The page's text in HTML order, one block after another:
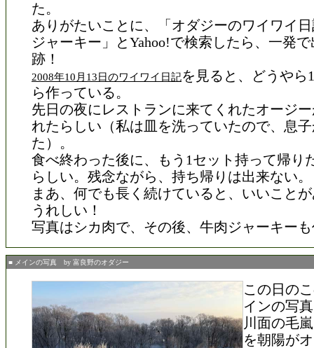
た。
ありがたいことに、「オダジーのワイワイ
ジャーキー」とYahoo!で検索したら、一発
跡！
2008年10月13日のワイワイ日記を見ると、どうやら
ら作っている。
先日の夜にレストランに来てくれたオージ
れたらしい（私は皿を洗っていたので、息
た）。
食べ終わった後に、もう1セット持って帰り
らしい。残念ながら、持ち帰りは出来ない。
まあ、何でも長く続けていると、いいこと
うれしい！
写真はシカ肉で、その後、牛肉ジャーキー
■ メインの写真 by 富良野のオダジー
この日の
インの写
川面の毛
を朝陽が